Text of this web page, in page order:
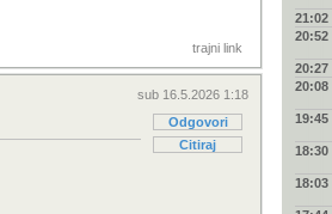
trajni link
sub 16.5.2026 1:18
Odgovori
Citiraj
21:02
20:52
20:27
20:08
19:45
18:30
18:03